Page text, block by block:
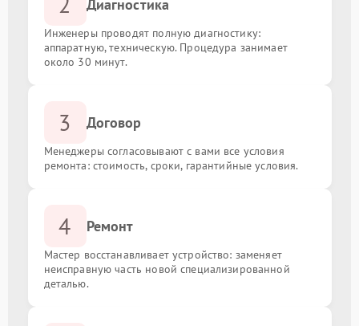
Диагностика
Инженеры проводят полную диагностику:
аппаратную, техническую. Процедура занимает
около 30 минут.
3 Договор
Менеджеры согласовывают с вами все условия
ремонта: стоимость, сроки, гарантийные условия.
4 Ремонт
Мастер восстанавливает устройство: заменяет
неисправную часть новой специализированной
деталью.